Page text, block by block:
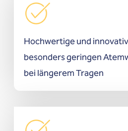
Hochwertige und
besonders geringen
bei längerem Tragen